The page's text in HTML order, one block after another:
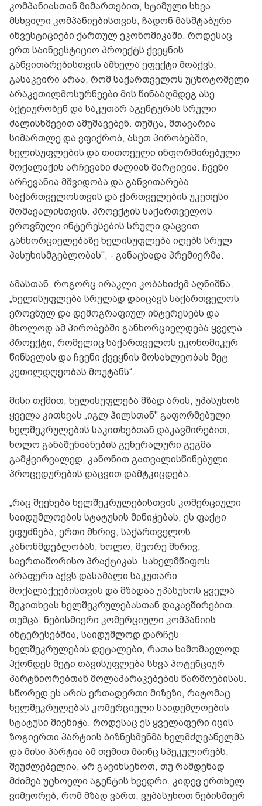
კომპანიასთან მიმართებით, სტიმული სხვა
მსხვილი კომპანიებისთვის, ჩადონ მასშტაბური
ინვესტიციები ქართულ ეკონომიკაში. როდესაც
ერთ საინვესტიციო პროექტს ქვეყნის
განვითარებისთვის ამხელა ეფექტი მოაქვს,
გასაკვირი არაა, რომ საქართველოს უცხოტომელი
არაკეთილმოსურნეები მის წინააღმდეგ ასე
აქტიურობენ და საკუთარ აგენტურას სრული
ძალისხმევით ამუშავებენ. თუმცა, მთავარია
სიმართლე და ვფიქრობ, ასეთ პირობებში,
ხელისუფლების და თითოეული ინფორმირებული
მოქალაქის არჩევანი ძალიან მარტივია. ჩვენი
არჩევანია მშვიდობა და განვითარება
საქართველოსთვის და ქართველების უკეთესი
მომავალისთვის. პროექტის საქართველოს
ეროვნული ინტერესების სრული დაცვით
განხორციელებაზე ხელისუფლება იღებს სრულ
პასუხისმგებლობას", - განაცხადა პრემიერმა.
ამასთან, როგორც ირაკლი კობახიძემ აღნიშნა,
„ხელისუფლება სრულად დაიცავს საქართველოს
ეროვნულ და დემოგრაფიულ ინტერესებს და
მხოლოდ ამ პირობებში განხორციელდება ყველა
პროექტი, რომელიც საქართველოს ეკონომიკურ
წინსვლას და ჩვენი ქვეყნის მოსახლეობას მეტ
კეთილდღეობას მოუტანს“.
მისი თქმით, ხელისუფლება მზად არის, უპასუხოს
ყველა კითხვას „იგლ ჰილსთან" გაფორმებული
ხელშეკრულების საკითხებთან დაკავშირებით,
ხოლო განაშენიანების გენერალური გეგმა
გამჭვირვალედ, კანონით გათვალისწინებული
პროცედურების დაცვით დამტკიცდება.
„რაც შეეხება ხელშეკრულებისთვის კომერციული
საიდუმლოების სტატუსის მინიჭებას, ეს ფაქტი
ეფუძნება, ერთი მხრივ, საქართველოს
კანონმდებლობას, ხოლო, მეორე მხრივ,
საერთაშორისო პრაქტიკას. სახელმწიფოს
არაფერი აქვს დასამალი საკუთარი
მოქალაქეებისთვის და მზადაა უპასუხოს ყველა
შეკითხვას ხელშეკრულებასთან დაკავშირებით.
თუმცა, ნებისმიერი კომერციული კომპანიის
ინტერესებშია, საიდუმლოდ დარჩეს
ხელშეკრულების დეტალები, რათა სამომავლოდ
ჰქონდეს მეტი თავისუფლება სხვა პოტენციურ
პარტნიორებთან მოლაპარაკებების წარმოებისას.
სწორედ ეს არის ერთადერთი მიზეზი, რატომაც
ხელშეკრულებას კომერციული საიდუმლოების
სტატუსი მიენიჭა. როდესაც ეს ყველაფერი იცის
ზოგიერთი პარტიის ბიზნესმენმა ხელმძღვანელმა
და მისი პარტია ამ თემით მაინც სპეკულირებს,
შეუძლებელია, არ გავიხსენოთ, თუ რამდენად
მძიმეა უცხოელი აგენტის ხვედრი. კიდევ ერთხელ
ვიმეორებ, რომ მზად ვართ, ვუპასუხოთ ნებისმიერ